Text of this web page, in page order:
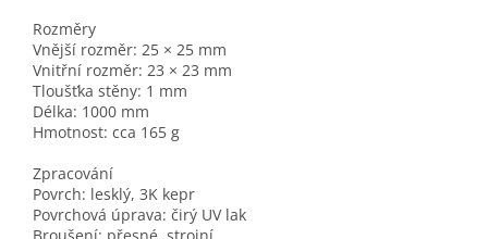
Rozměry
Vnější rozměr: 25 × 25 mm
Vnitřní rozměr: 23 × 23 mm
Tloušťka stěny: 1 mm
Délka: 1000 mm
Hmotnost: cca 165 g
Zpracování
Povrch: lesklý, 3K kepr
Povrchová úprava: čirý UV lak